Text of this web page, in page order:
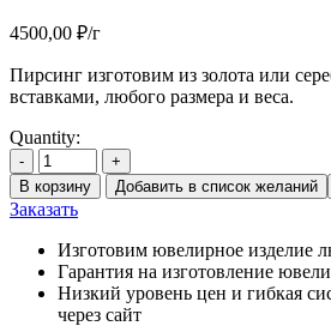
4500,00 ₽/г
Пирсинг изготовим из золота или
вставками, любого размера и веса.
Quantity:
-
+
В корзину
Добавить в список желаний
Заказать
Изготовим ювелирное изделие
Гарантия на изготовление
Низкий уровень цен и гибкая
через сайт